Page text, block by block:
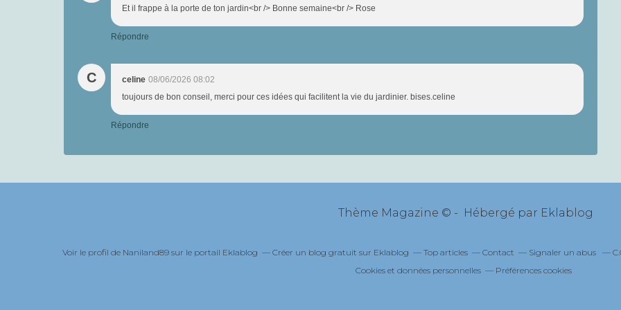
Et il frappe à la porte de ton jardin<br /> Bonne semaine<br /> Rose
Répondre
C celine 08/06/2026 08:02
toujours de bon conseil, merci pour ces idées qui facilitent la vie du jardinier. bises.celine
Répondre
Thème Magazine © - Hébergé par Eklablog
Voir le profil de Naniland89sur le portail Eklablog Créer un blog gratuit sur Eklablog Top articles Contact Signaler un abus
Cookies et données personnelles
Préférences cookies